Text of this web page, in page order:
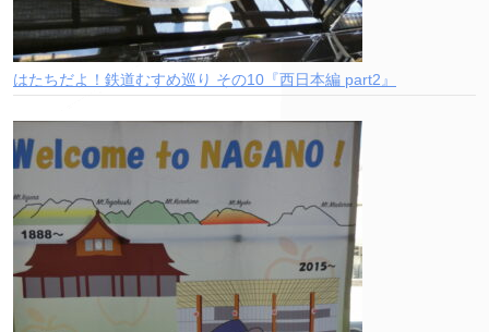
はたちだよ！鉄道むすめ巡り その10『西日本編 part2』